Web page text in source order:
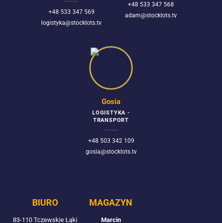
+48 533 347 569
logistyka@stocklots.tv
+48 533 347 568
adam@stocklots.tv
Gosia
LOGISTYKA -
TRANSPORT
+48 503 342 109
gosia@stocklots.tv
BIURO
83-110 Tczewskie Łąki
MAGAZYN
Marcin